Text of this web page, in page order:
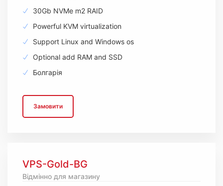
30Gb NVMe m2 RAID
Powerful KVM virtualization
Support Linux and Windows os
Optional add RAM and SSD
Болгарія
Замовити
VPS-Gold-BG
Відмінно для магазину